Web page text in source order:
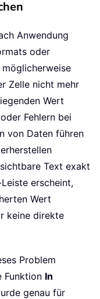
Anwendung
oder
Zelle nicht mehr
Wert
Fehlern bei
von Daten führen
Text exakt
erscheint,
Wert
keine direkte
Problem
Funktion In
genau für